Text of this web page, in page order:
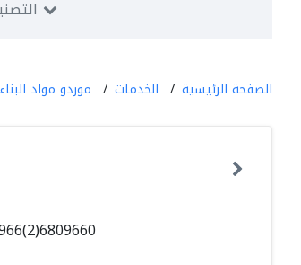
الصفحة الرئيسية الخدمات موردو مواد البناء